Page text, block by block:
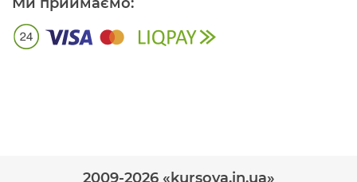
2009-2026 «kursova.in.ua»